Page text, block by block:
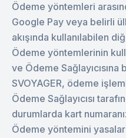
Ödeme yöntemleri
Google Pay veya belirli
akışında kullanılabilen
Ödeme yöntemlerinin
ve Ödeme Sağlayıcısına
SVOYAGER, ödeme
Ödeme Sağlayıcısı
durumlarda kart
Ödeme yöntemini